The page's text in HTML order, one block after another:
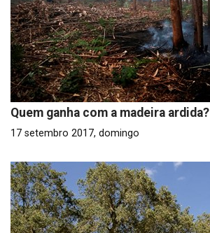
Quem ganha com a madeira ardida?
17 setembro 2017, domingo